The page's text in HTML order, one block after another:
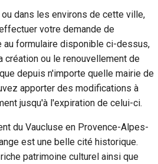
dans les environs de cette ville,
votre demande de
au formulaire disponible ci-dessus,
création ou le renouvellement de
depuis n'importe quelle mairie de
apporter des modifications à
jusqu'à l'expiration de celui-ci.
du Vaucluse en Provence-Alpes-
est une belle cité historique.
patrimoine culturel ainsi que